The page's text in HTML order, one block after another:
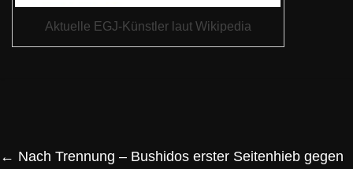
Aktuelle EGJ-Künstler laut Wikipedia
← Nach Trennung – Bushidos erster Seitenhieb gegen